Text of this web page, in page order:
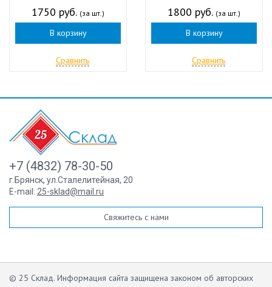
1750 руб. (за шт.)
В корзину
Сравнить
1800 руб. (за шт.)
В корзину
Сравнить
+7 (4832) 78-30-50
г.Брянск, ул.Сталелитейная, 20
E-mail: 25-sklad@mail.ru
Свяжитесь с нами
© 25 Склад. Информация сайта защищена законом об авторских